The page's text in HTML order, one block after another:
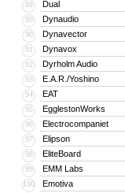
88 Dual
89 Dynaudio
90 Dynavector
91 Dynavox
92 Dyrholm Audio
93 E.A.R./Yoshino
94 EAT
95 EgglestonWorks
96 Electrocompaniet
97 Elipson
98 EliteBoard
99 EMM Labs
100 Emotiva